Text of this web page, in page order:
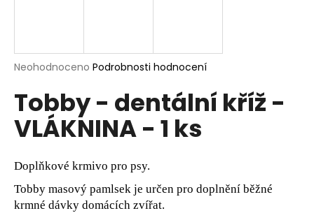
Průměrné
produktu
0,0
z
hvězdiček.
Neohodnoceno Podrobnosti hodnocení
Tobby - dentální kříž -
VLÁKNINA - 1 ks
Doplňkové krmivo pro psy.
Tobby masový pamlsek je určen pro doplnění běžné
krmné dávky domácích zvířat.
í
t
?
HLEDAT